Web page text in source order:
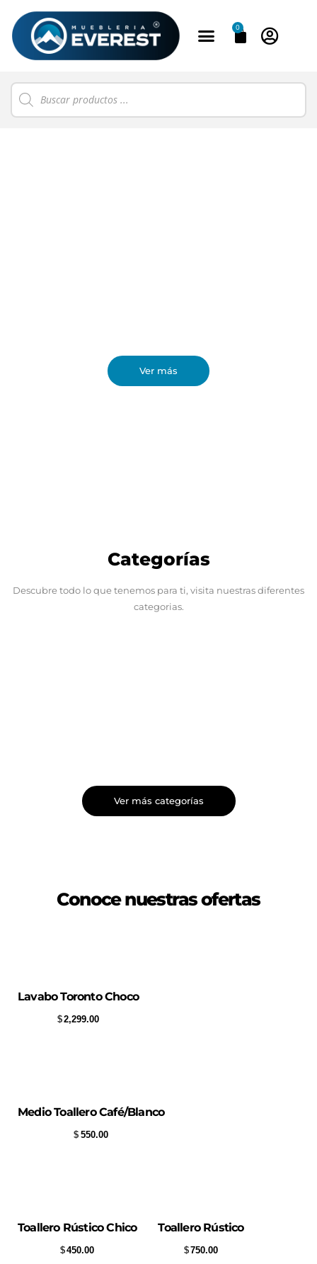
0
Ver más
Categorías
Descubre todo lo que tenemos para ti, visita nuestras diferentes
categorias.
Ver más categorías
Conoce nuestras ofertas
Lavabo Toronto Choco
$2,299.00
Medio Toallero Café/Blanco
$ 550.00
Toallero Rústico Chico
$450.00
Toallero Rústico
$750.00